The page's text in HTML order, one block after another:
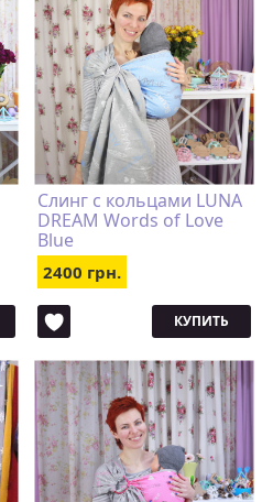
Cлинг с кольцами LUNA
DREAM Words of Love
Blue
2400 грн.
КУПИТЬ